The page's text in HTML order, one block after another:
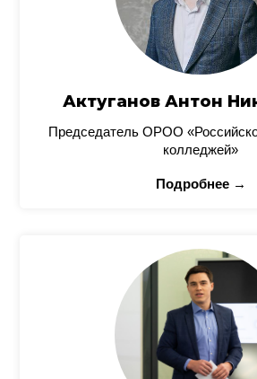
Актуганов Антон
Председатель ОРОО
колледжей»
Подробнее →